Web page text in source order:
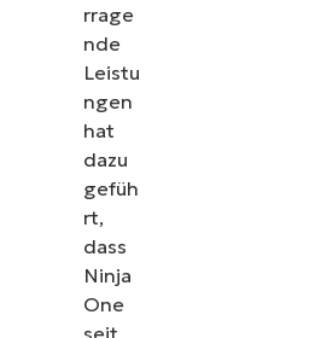
rrage
nde
Leistu
ngen
hat
dazu
gefüh
rt,
dass
Ninja
One